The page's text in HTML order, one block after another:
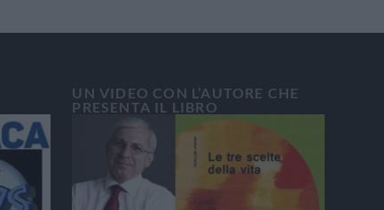
UN VIDEO CON L’AUTORE CHE
PRESENTA IL LIBRO